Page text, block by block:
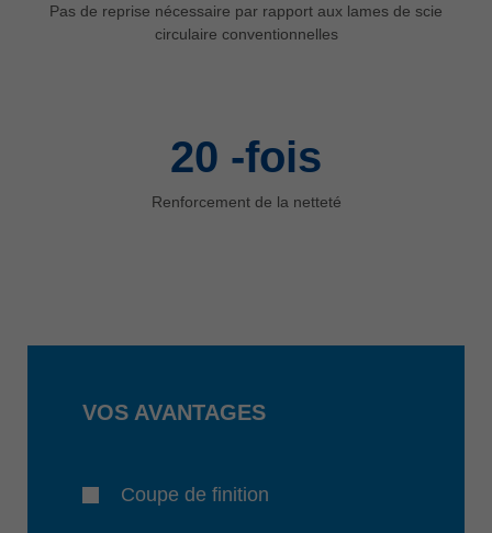
Pas de reprise nécessaire par rapport aux lames de scie
circulaire conventionnelles
20 -fois
Renforcement de la netteté
VOS AVANTAGES
Coupe de finition